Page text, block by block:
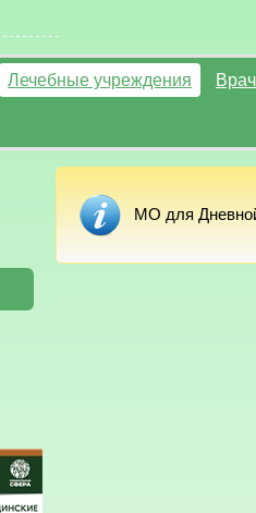
Лечебные учреждения
МО для